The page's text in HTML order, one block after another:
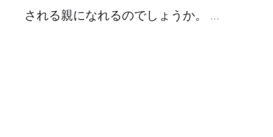
される親になれるのでしょうか。 ...